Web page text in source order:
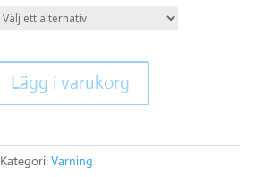
Lägg i varukorg
Kategori:Varning